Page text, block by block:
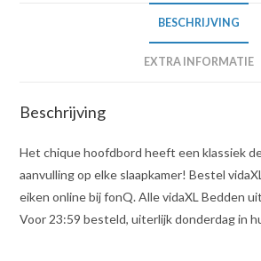
BESCHRIJVING
EXTRA INFORMATIE
Beschrijving
Het chique hoofdbord heeft een klassiek
aanvulling op elke slaapkamer! Bestel
eiken online bij fonQ. Alle vidaXL Bedden
Voor 23:59 besteld, uiterlijk donderdag in